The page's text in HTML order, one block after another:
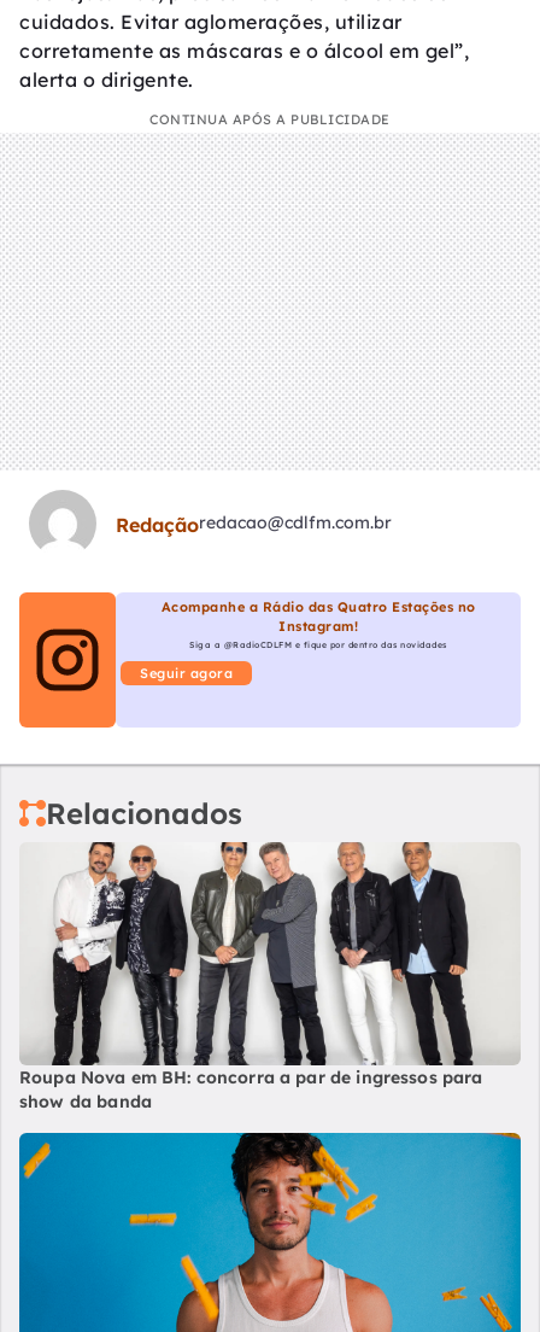
cuidados. Evitar aglomerações, utilizar
corretamente as máscaras e o álcool em gel”,
alerta o dirigente.
CONTINUA APÓS A PUBLICIDADE
Redaçãoredacao@cdlfm.com.br
Acompanhe a Rádio das Quatro Estações no
Instagram!
Siga a @RadioCDLFM e fique por dentro das novidades
Seguir agora
Relacionados
Roupa Nova em BH: concorra a par de ingressos para
show da banda